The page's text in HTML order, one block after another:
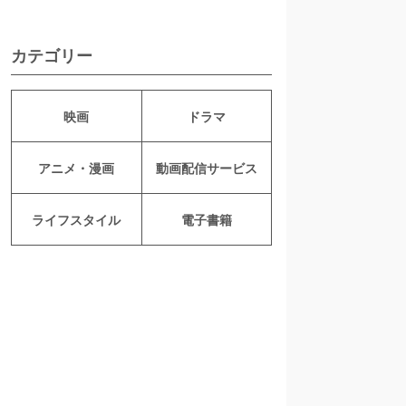
カテゴリー
映画 ドラマ
アニメ・漫画 動画配信サービス
ライフスタイル 電子書籍